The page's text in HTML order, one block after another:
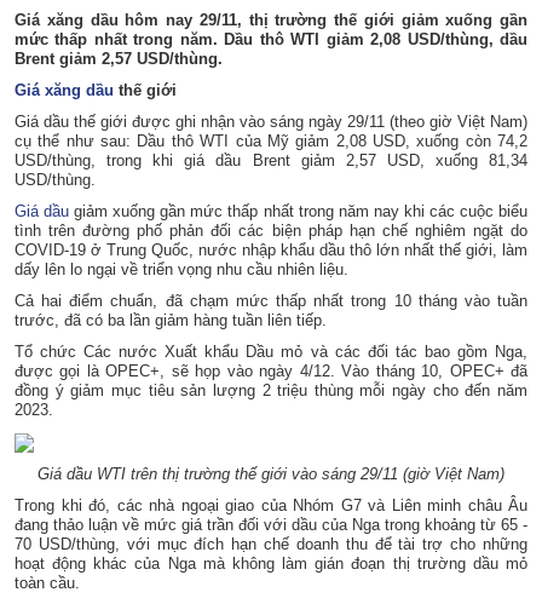
Giá xăng dầu hôm nay 29/11, thị trường thế giới giảm xuống gần
mức thấp nhất trong năm. Dầu thô WTI giảm 2,08 USD/thùng, dầu
Brent giảm 2,57 USD/thùng.
Giá xăng dầu thế giới
Giá dầu thế giới được ghi nhận vào sáng ngày 29/11 (theo giờ Việt Nam)
cụ thể như sau: Dầu thô WTI của Mỹ giảm 2,08 USD, xuống còn 74,2
USD/thùng, trong khi giá dầu Brent giảm 2,57 USD, xuống 81,34
USD/thùng.
Giá dầu giảm xuống gần mức thấp nhất trong năm nay khi các cuộc biểu
tình trên đường phố phản đối các biện pháp hạn chế nghiêm ngặt do
COVID-19 ở Trung Quốc, nước nhập khẩu dầu thô lớn nhất thế giới, làm
dấy lên lo ngại về triển vọng nhu cầu nhiên liệu.
Cả hai điểm chuẩn, đã chạm mức thấp nhất trong 10 tháng vào tuần
trước, đã có ba lần giảm hàng tuần liên tiếp.
Tổ chức Các nước Xuất khẩu Dầu mỏ và các đối tác bao gồm Nga,
được gọi là OPEC+, sẽ họp vào ngày 4/12. Vào tháng 10, OPEC+ đã
đồng ý giảm mục tiêu sản lượng 2 triệu thùng mỗi ngày cho đến năm
2023.
Giá dầu WTI trên thị trường thế giới vào sáng 29/11 (giờ Việt Nam)
Trong khi đó, các nhà ngoại giao của Nhóm G7 và Liên minh châu Âu
đang thảo luận về mức giá trần đối với dầu của Nga trong khoảng từ 65 -
70 USD/thùng, với mục đích hạn chế doanh thu để tài trợ cho những
hoạt động khác của Nga mà không làm gián đoạn thị trường dầu mỏ
toàn cầu.